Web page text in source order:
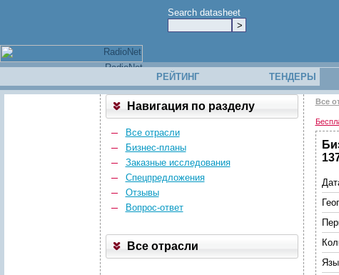
Search datasheet
РЕЙТИНГ ТЕНДЕРЫ
Навигация по разделу
Все отрасли
Бизнес-планы
Заказные исследования
Спецпредложения
Отзывы
Вопрос-ответ
Все отрасли
Все